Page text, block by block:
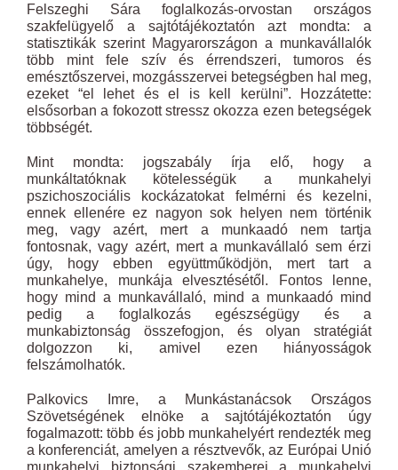
Felszeghi Sára foglalkozás-orvostan országos
szakfelügyelő a sajtótájékoztatón azt mondta: a
statisztikák szerint Magyarországon a munkavállalók
több mint fele szív és érrendszeri, tumoros és
emésztőszervei, mozgásszervei betegségben hal meg,
ezeket “el lehet és el is kell kerülni”. Hozzátette:
elsősorban a fokozott stressz okozza ezen betegségek
többségét.
Mint mondta: jogszabály írja elő, hogy a
munkáltatóknak kötelességük a munkahelyi
pszichoszociális kockázatokat felmérni és kezelni,
ennek ellenére ez nagyon sok helyen nem történik
meg, vagy azért, mert a munkaadó nem tartja
fontosnak, vagy azért, mert a munkavállaló sem érzi
úgy, hogy ebben együttműködjön, mert tart a
munkahelye, munkája elvesztésétől. Fontos lenne,
hogy mind a munkavállaló, mind a munkaadó mind
pedig a foglalkozás egészségügy és a
munkabiztonság összefogjon, és olyan stratégiát
dolgozzon ki, amivel ezen hiányosságok
felszámolhatók.
Palkovics Imre, a Munkástanácsok Országos
Szövetségének elnöke a sajtótájékoztatón úgy
fogalmazott: több és jobb munkahelyért rendezték meg
a konferenciát, amelyen a résztvevők, az Európai Unió
munkahelyi biztonsági szakemberei a munkahelyi